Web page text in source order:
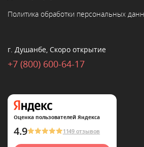
Политика обработки персональных
г. Душанбе, Скоро открытие
+7 (800) 600-64-17
Оценка пользователей Яндекса
4.9 1149 отзывов